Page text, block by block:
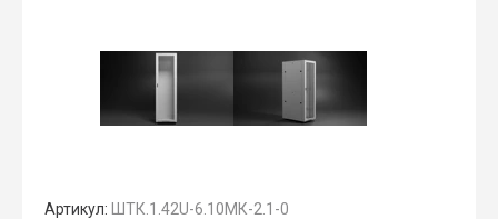
Артикул: ШТК.1.42U-6.10МК-2.1-0